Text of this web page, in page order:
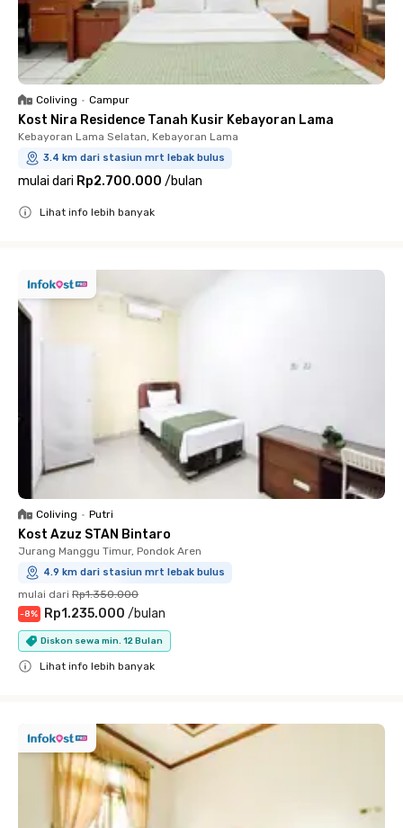
Coliving • Campur
Kost Nira Residence Tanah Kusir Kebayoran Lama
Kebayoran Lama Selatan, Kebayoran Lama
3.4 km dari stasiun mrt lebak bulus
mulai dari Rp2.700.000 /bulan
Lihat info lebih banyak
Coliving • Putri
Kost Azuz STAN Bintaro
Jurang Manggu Timur, Pondok Aren
4.9 km dari stasiun mrt lebak bulus
mulai dari Rp1.350.000
-8% Rp1.235.000 /bulan
Diskon sewa min. 12 Bulan
Lihat info lebih banyak